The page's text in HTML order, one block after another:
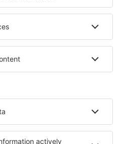
internacionales
eDestinos.com